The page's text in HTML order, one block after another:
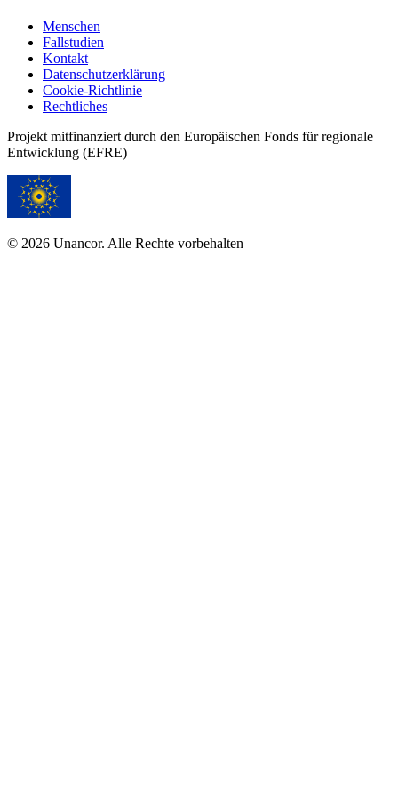
Menschen
Fallstudien
Kontakt
Datenschutzerklärung
Cookie-Richtlinie
Rechtliches
Projekt mitfinanziert durch den Europäischen Fonds für regionale
Entwicklung (EFRE)
© 2026 Unancor. Alle Rechte vorbehalten